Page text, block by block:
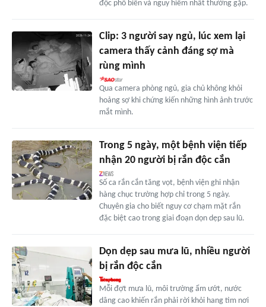
độc phổ biến và nguy hiểm nhất thường gặp.
Clip: 3 người say ngủ, lúc xem lại
camera thấy cảnh đáng sợ mà
rùng mình
Qua camera phòng ngủ, gia chủ không khỏi
hoảng sợ khi chứng kiến những hình ảnh trước
mắt mình.
Trong 5 ngày, một bệnh viện tiếp
nhận 20 người bị rắn độc cắn
Số ca rắn cắn tăng vọt, bệnh viện ghi nhận
hàng chục trường hợp chỉ trong 5 ngày.
Chuyên gia cho biết nguy cơ chạm mặt rắn
đặc biệt cao trong giai đoạn dọn dẹp sau lũ.
Dọn dẹp sau mưa lũ, nhiều người
bị rắn độc cắn
Mỗi đợt mưa lũ, môi trường ẩm ướt, nước
dâng cao khiến rắn phải rời khỏi hang tìm nơi